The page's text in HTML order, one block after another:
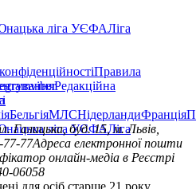
ліга УЄФАЛіга
Правила
Редакційна
viber
БельгіяМЛСНідерландиФранція
ліга УЄФАЛіга
Галицька, буд. 15, м. Львів,
77-77Адреса електронної пошти
онлайн-медіа в Реєстрі
06058